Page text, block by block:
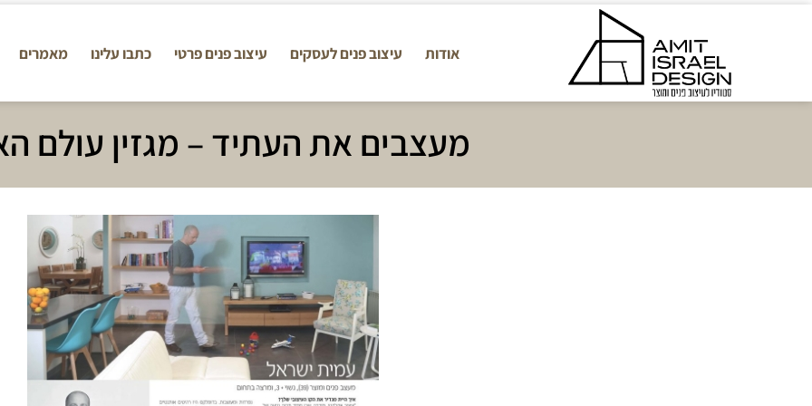
אודות עיצוב פנים לעסקים עיצוב פנים פרטי כתבו עלינו מאמרים
מעצבים את העתיד – מגזין עולם